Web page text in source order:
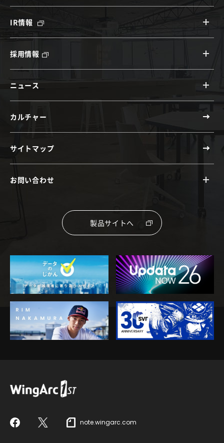
IR情報
採用情報
ニュース
カルチャー
サイトマップ
お問い合わせ
製品サイトへ
FacebookX note.wingarc.com